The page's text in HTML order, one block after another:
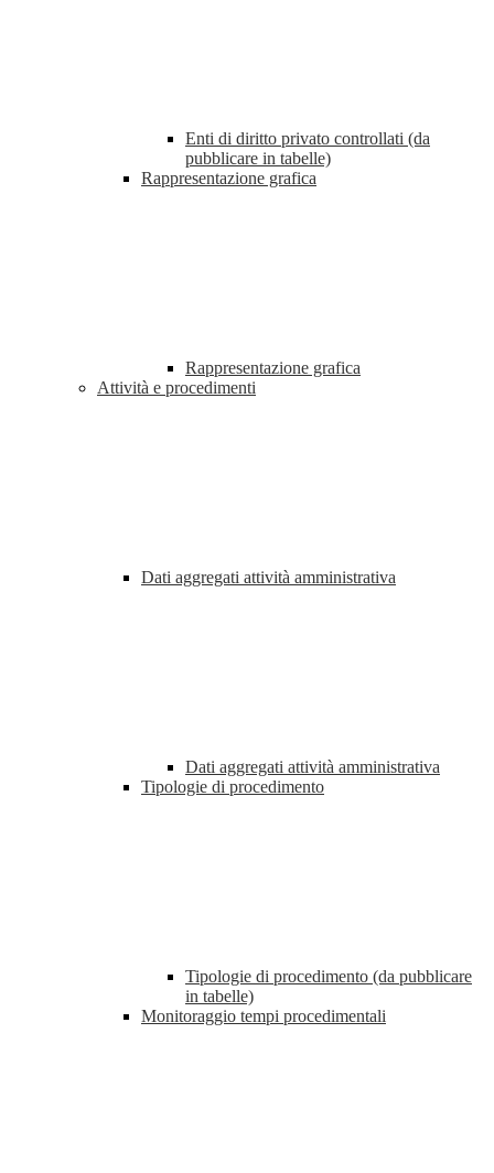
Enti di diritto privato controllati (da
pubblicare in tabelle)
Rappresentazione grafica
Rappresentazione grafica
Attività e procedimenti
Dati aggregati attività amministrativa
Dati aggregati attività amministrativa
Tipologie di procedimento
Tipologie di procedimento (da pubblicare
in tabelle)
Monitoraggio tempi procedimentali